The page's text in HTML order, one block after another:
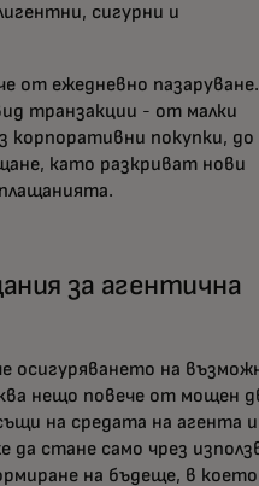
сигурни и
от ежедневно
транзакции - от малки
корпоративни покупки, до
като разкриват нови
за агентична
осигуряването на
нещо повече от мощен
на средата на агента и
стане само чрез
на бъдеще, в което